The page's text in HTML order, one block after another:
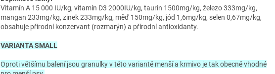
Vitamín A 15 000 IU/kg, vitamín D3 2000IU/kg, taurin 1500mg/kg, železo 333mg/kg,
mangan 233mg/kg, zinek 233mg/kg, měď 150mg/kg, jód 1,6mg/kg, selen 0,67mg/kg,
obsahuje přírodní konzervant (rozmarýn) a přírodní antioxidanty.
VARIANTA SMALL
Oproti většímu balení jsou granulky v této variantě menší a krmivo je tak obecně vhodné